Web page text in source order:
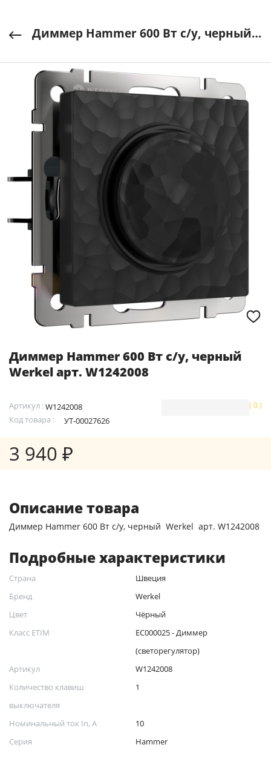
Диммер Hammer 600 Вт с/у, черный Werkel арт. W1242008
Диммер Hammer 600 Вт с/у, черный
Werkel арт. W1242008
Артикул :W1242008
Код товара :
УТ-00027626
( 0 )
3 940 ₽
Описание товара
Диммер Hammer 600 Вт с/у, черный Werkel арт. W1242008
Подробные характеристики
Страна
Швеция
Бренд
Werkel
Цвет
Чёрный
Класс ETIM
EC000025 - Диммер
(светорегулятор)
Артикул
W1242008
Количество клавиш
выключателя
1
Номинальный ток In, А
10
Серия
Hammer